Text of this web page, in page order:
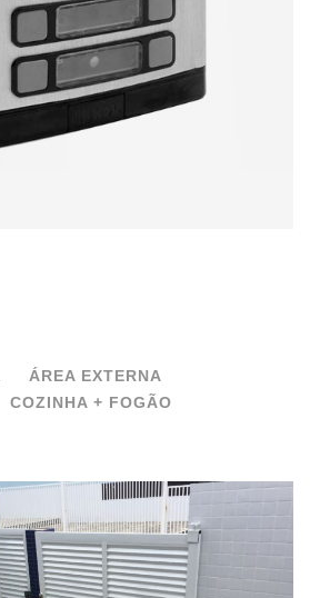
ÁREA EXTERNA
COZINHA + FOGÃO